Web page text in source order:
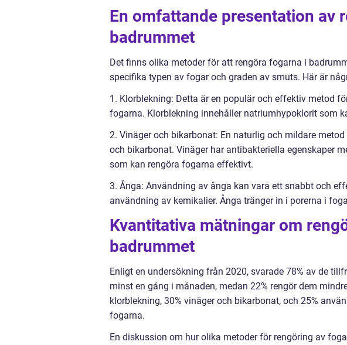
En omfattande presentation av
badrummet
Det finns olika metoder för att rengöra fogarna i
specifika typen av fogar och graden av smuts. Här är
1. Klorblekning: Detta är en populär och effektiv metod
fogarna. Klorblekning innehåller natriumhypoklorit som
2. Vinäger och bikarbonat: En naturlig och mildare
och bikarbonat. Vinäger har antibakteriella egenskaper
som kan rengöra fogarna effektivt.
3. Ånga: Användning av ånga kan vara ett snabbt och
användning av kemikalier. Ånga tränger in i porerna i
Kvantitativa mätningar om
badrummet
Enligt en undersökning från 2020, svarade 78% av de
minst en gång i månaden, medan 22% rengör dem
klorblekning, 30% vinäger och bikarbonat, och 25%
fogarna.
En diskussion om hur olika metoder för rengöring av